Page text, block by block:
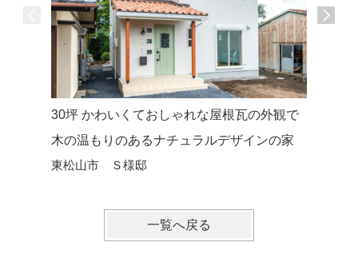
30坪 かわいくておしゃれな屋根瓦の外観で
木の温もりのあるナチュラルデザインの家
東松山市 Ｓ様邸
一覧へ戻る